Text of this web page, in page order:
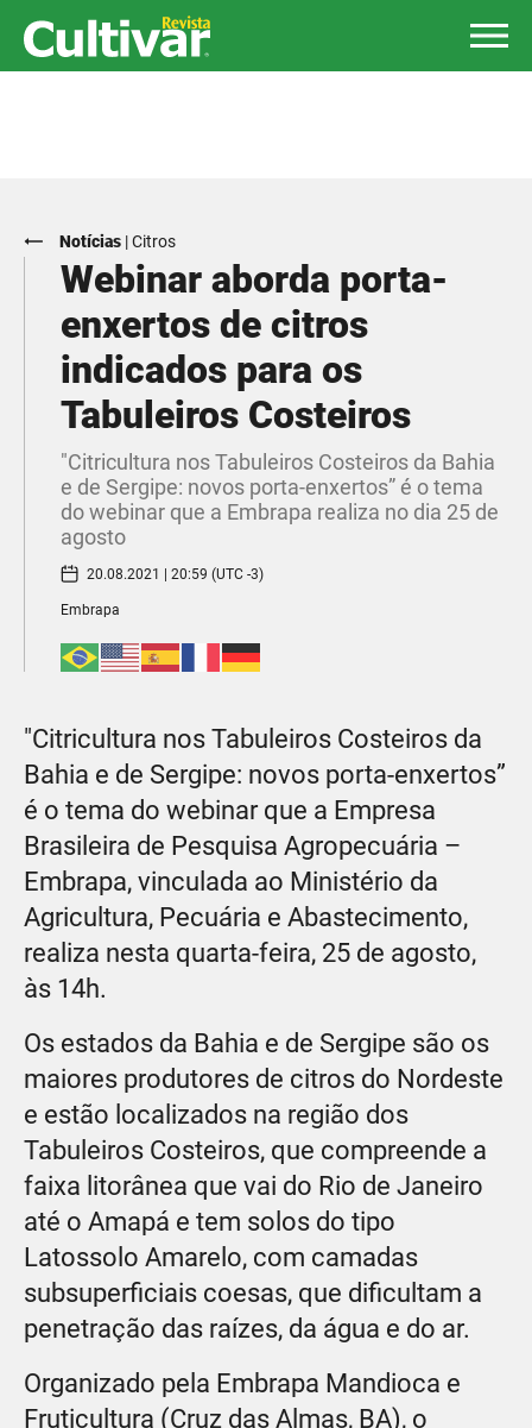
Notícias |Citros
Webinar aborda porta-
enxertos de citros
indicados para os
Tabuleiros Costeiros
​"Citricultura nos Tabuleiros Costeiros da Bahia
e de Sergipe: novos porta-enxertos” é o tema
do webinar que a Embrapa realiza no dia 25 de
agosto
20.08.2021 | 20:59 (UTC -3)
Embrapa
"Citricultura nos Tabuleiros Costeiros da
Bahia e de Sergipe: novos porta-enxertos”
é o tema do webinar que a Empresa
Brasileira de Pesquisa Agropecuária –
Embrapa, vinculada ao Ministério da
Agricultura, Pecuária e Abastecimento,
realiza nesta quarta-feira, 25 de agosto,
às 14h.
Os estados da Bahia e de Sergipe são os
maiores produtores de citros do Nordeste
e estão localizados na região dos
Tabuleiros Costeiros, que compreende a
faixa litorânea que vai do Rio de Janeiro
até o Amapá e tem solos do tipo
Latossolo Amarelo, com camadas
subsuperficiais coesas, que dificultam a
penetração das raízes, da água e do ar.
Organizado pela Embrapa Mandioca e
Fruticultura (Cruz das Almas, BA), o